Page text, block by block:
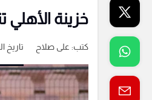
خزينة
كتب: على صلاح تاريخ النشر: